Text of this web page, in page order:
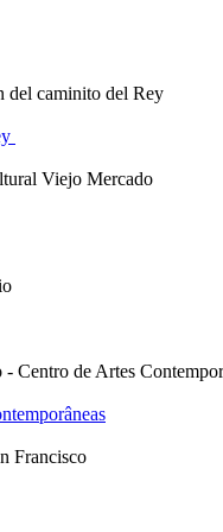
del caminito del Rey
Viejo Mercado
de Artes
Francisco